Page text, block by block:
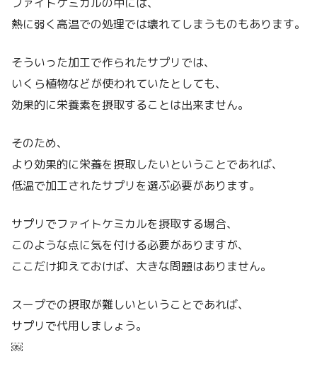
熱に弱く高温での処理では壊れてしまうものもあります。
そういった加工で作られたサプリでは、
いくら植物などが使われていたとしても、
効果的に栄養素を摂取することは出来ません。
そのため、
より効果的に栄養を摂取したいということであれば、
低温で加工されたサプリを選ぶ必要があります。
サプリでファイトケミカルを摂取する場合、
このような点に気を付ける必要がありますが、
ここだけ抑えておけば、大きな問題はありません。
スープでの摂取が難しいということであれば、
サプリで代用しましょう。
￼